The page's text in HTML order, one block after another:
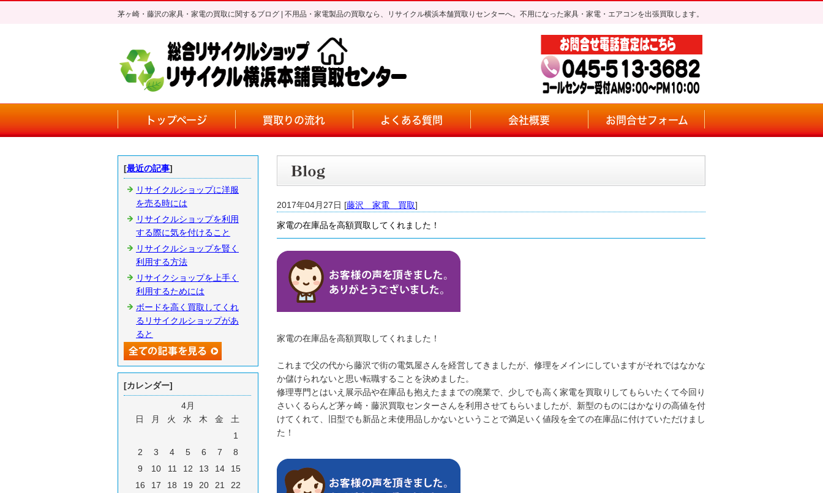
茅ヶ崎・藤沢の家具・家電の買取に関するブログ | 不用品・家電製品の買取なら、リサイクル横浜本舗買取りセンターへ。不用になった家具・家電・エアコンを出張買取します。
トップページ 買取りの流れ よくある質問 会社概要 お問合せフォーム
2017年04月27日 [藤沢 家電 買取]
家電の在庫品を高額買取してくれました！
家電の在庫品を高額買取してくれました！
これまで父の代から藤沢で街の電気屋さんを経営してきましたが、修理をメインにしていますがそれではなかな
か儲けられないと思い転職することを決めました。
修理専門とはいえ展示品や在庫品も抱えたままでの廃業で、少しでも高く家電を買取りしてもらいたくて今回り
さいくるらんど茅ヶ崎・藤沢買取センターさんを利用させてもらいましたが、新型のものにはかなりの高値を付
けてくれて、旧型でも新品と未使用品しかないということで満足いく値段を全ての在庫品に付けていただけまし
た！
[最近の記事]
リサイクルショップに洋服
を売る時には
リサイクルショップを利用
する際に気を付けること
リサイクルショップを賢く
利用する方法
リサイクショップを上手く
利用するためには
ボードを高く買取してくれ
るリサイクルショップがあ
ると
[カレンダー]
4月
日
月 火 水 木 金
土
1
2
3 4 5 6 7
8
9
10 11 12 13 14
15
16
17 18 19 20 21
22